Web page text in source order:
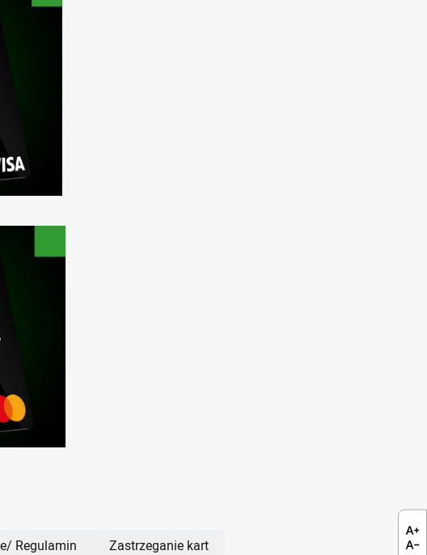
Regulamin Zastrzeganie kart